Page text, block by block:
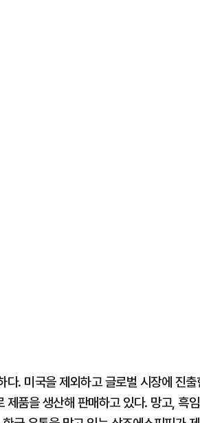
다. 미국을 제외하고 글로벌 시장에 진
제품을 생산해 판매하고 있다. 망고, 흑